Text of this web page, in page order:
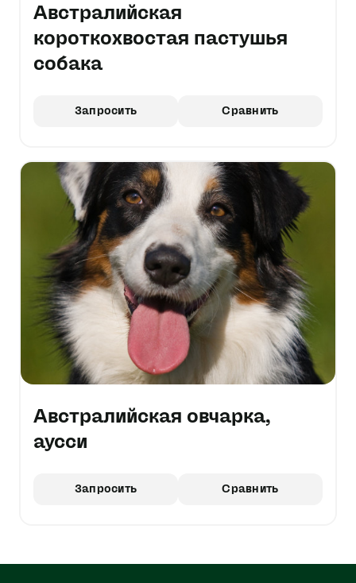
Австралийская
короткохвостая пастушья
собака
Запросить Сравнить
Австралийская овчарка,
аусси
Запросить Сравнить